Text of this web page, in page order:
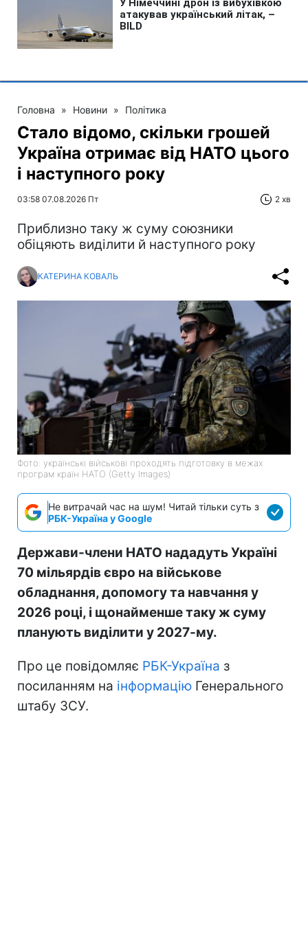
Головна » Новини » Політика
Стало відомо, скільки грошей
Україна отримає від НАТО цього
і наступного року
03:58 07.08.2026 Пт 2 хв
Приблизно таку ж суму союзники
обіцяють виділити й наступного року
КАТЕРИНА КОВАЛЬ
Фото: українські військові проходять підготовку в межах
програм країн НАТО (Getty Images)
Не витрачай час на шум! Читай тільки суть з
РБК-Україна у Google
Держави-члени НАТО нададуть Україні
70 мільярдів євро на військове
обладнання, допомогу та навчання у
2026 році, і щонайменше таку ж суму
планують виділити у 2027-му.
Про це повідомляє РБК-Україна з
посиланням на інформацію Генерального
штабу ЗСУ.